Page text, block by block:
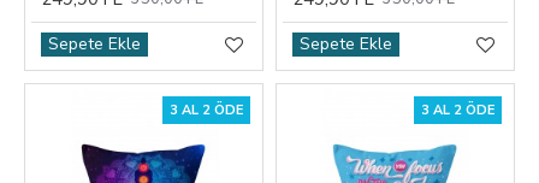
Sepete Ekle Sepete Ekle
3 AL 2 ÖDE 3 AL 2 ÖDE